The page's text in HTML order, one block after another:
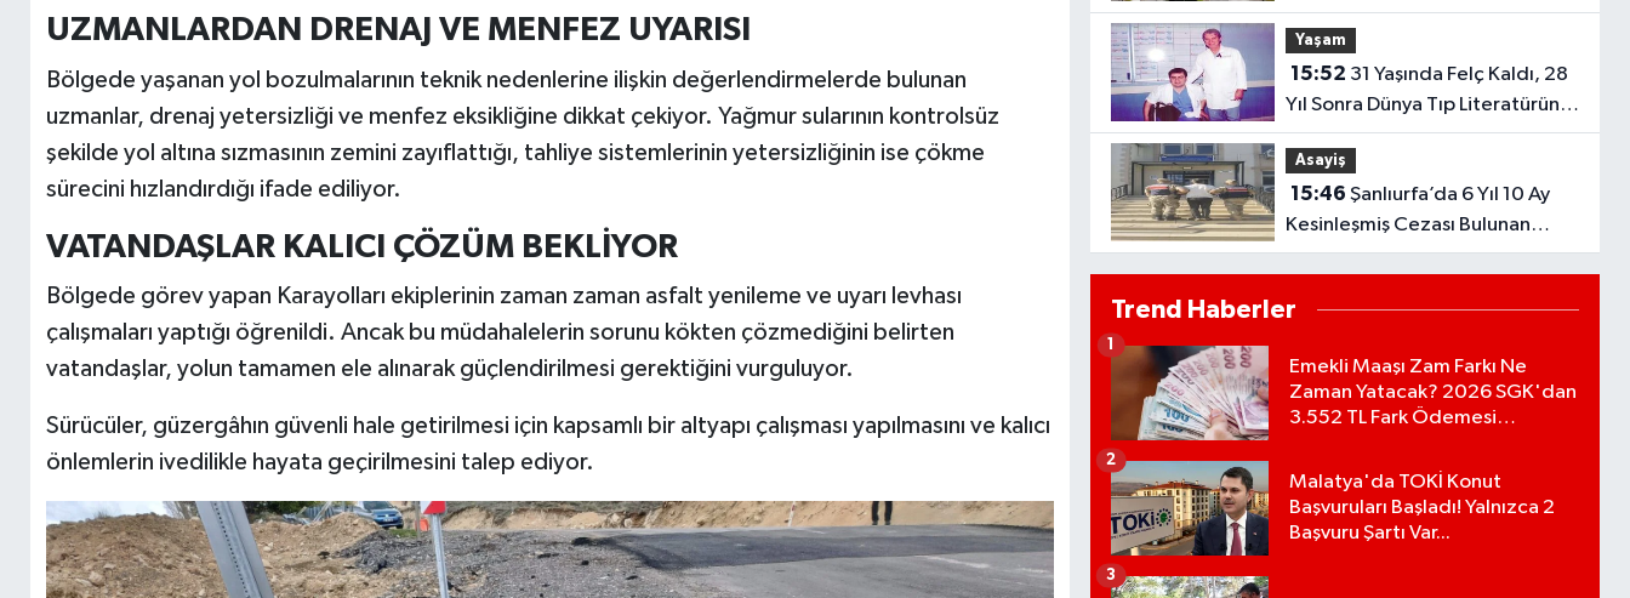
UZMANLARDAN DRENAJ VE MENFEZ UYARISI
Bölgede yaşanan yol bozulmalarının teknik nedenlerine ilişkin değerlendirmelerde bulunan
uzmanlar, drenaj yetersizliği ve menfez eksikliğine dikkat çekiyor. Yağmur sularının kontrolsüz
şekilde yol altına sızmasının zemini zayıflattığı, tahliye sistemlerinin yetersizliğinin ise çökme
sürecini hızlandırdığı ifade ediliyor.
VATANDAŞLAR KALICI ÇÖZÜM BEKLİYOR
Bölgede görev yapan Karayolları ekiplerinin zaman zaman asfalt yenileme ve uyarı levhası
çalışmaları yaptığı öğrenildi. Ancak bu müdahalelerin sorunu kökten çözmediğini belirten
vatandaşlar, yolun tamamen ele alınarak güçlendirilmesi gerektiğini vurguluyor.
Sürücüler, güzergâhın güvenli hale getirilmesi için kapsamlı bir altyapı çalışması yapılmasını ve kalıcı
önlemlerin ivedilikle hayata geçirilmesini talep ediyor.
Sürücülere Kritik Uyarı
Yaşam
15:52
Yıl Sonra Dünya Tıp Literatürüne
Girdi
Asayiş
15:46
Kesinleşmiş Cezası Bulunan
Hükümlü Yakalandı
Trend Haberler
Emekli Maaşı Zam Farkı Ne
Zaman Yatacak? 2026 SGK'dan
3.552 TL Fark Ödemesi
1
Malatya'da TOKİ Konut
Başvuruları Başladı! Yalnızca 2
Başvuru Şartı Var...
2
3